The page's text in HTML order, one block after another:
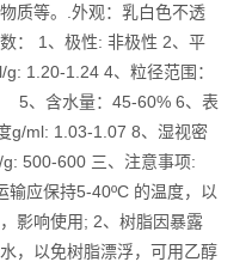
质等。.外观：乳白色不透
： 1、极性: 非极性 2、平
1.20-1.24 4、粒径范围：
5、含水量：45-60% 6、表
g/ml: 1.03-1.07 8、湿视密
500-600 三、注意事项:
应保持5-40ºC 的温度，以
影响使用; 2、树脂因暴露
，以免树脂漂浮，可用乙醇